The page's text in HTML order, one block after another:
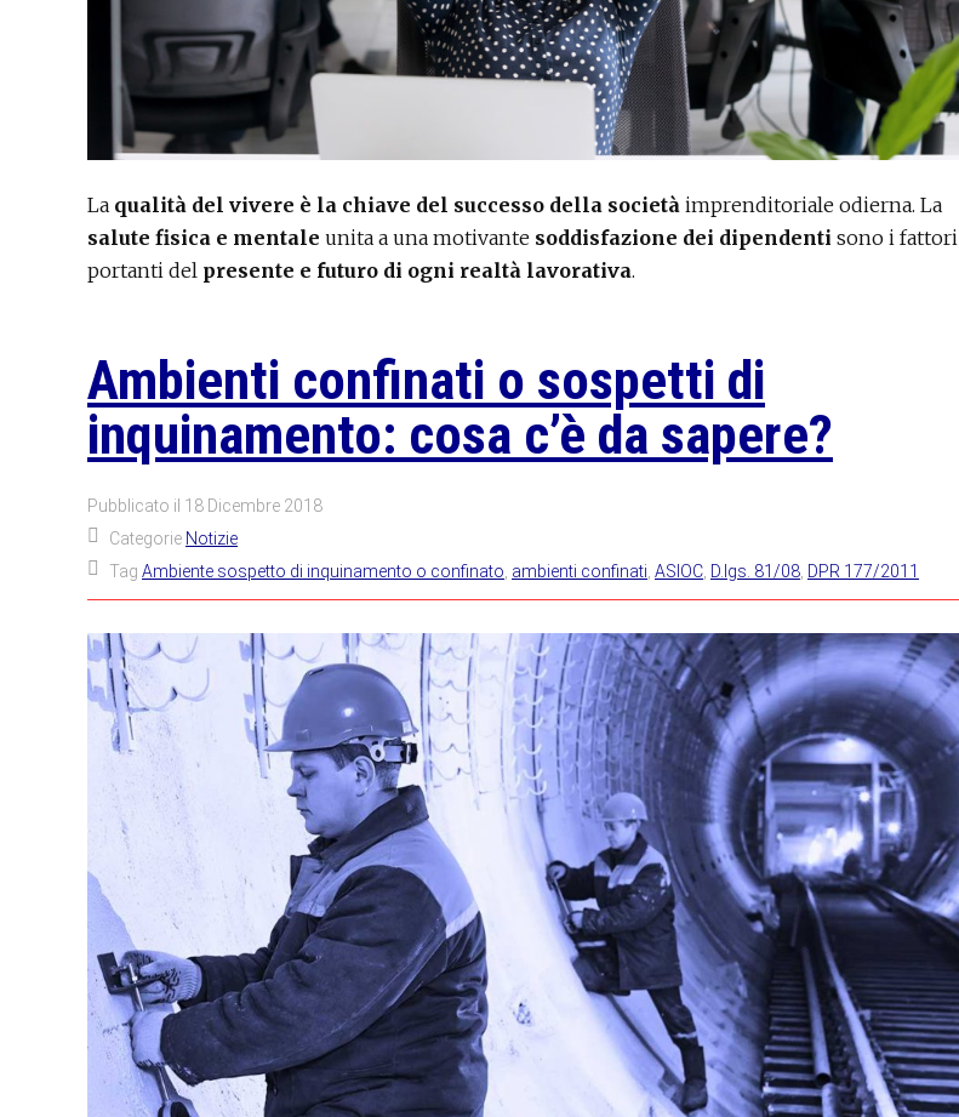
La qualità del vivere è la chiave del successo della società imprenditoriale odierna. La
salute fisica e mentale unita a una motivante soddisfazione dei dipendenti sono i fattori
portanti del presente e futuro di ogni realtà lavorativa.
Ambienti confinati o sospetti di
inquinamento: cosa c’è da sapere?
Pubblicato il 18 Dicembre 2018
Categorie Notizie
Tag Ambiente sospetto di inquinamento o confinato ambienti confinati ASIOC D.lgs. 81/08 DPR 177/2011